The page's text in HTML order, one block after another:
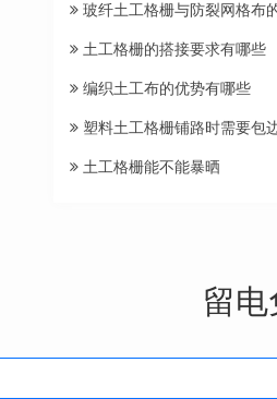
玻纤土工格栅与防裂网格布
土工格栅的搭接要求有哪些
编织土工布的优势有哪些
塑料土工格栅铺路时需要包
土工格栅能不能暴晒
留电